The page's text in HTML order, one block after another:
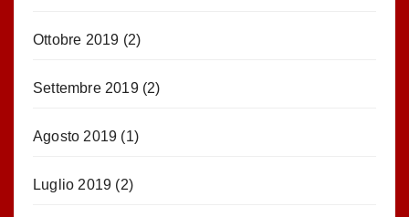
Ottobre 2019 (2)
Settembre 2019(2)
Agosto 2019 (1)
Luglio 2019 (2)